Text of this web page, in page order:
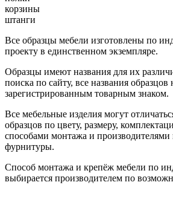
корзины
штанги
Все образцы мебели изготовлены по
проекту в единственном экземпляре.
Образцы имеют названия для их
поиска по сайту, все названия образцов
зарегистрированным товарным знаком.
Все мебельные изделия могут
образцов по цвету, размеру,
способами монтажа и
фурнитуры.
Способ монтажа и крепёж мебели по
выбирается производителем по